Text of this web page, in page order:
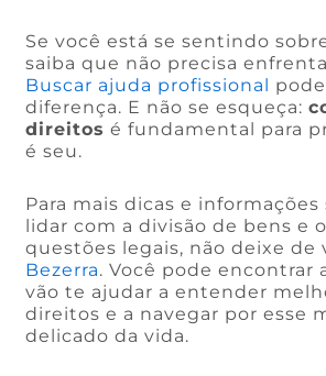
Se você está se sentindo
saiba que não precisa
Buscar ajuda profissional
diferença. E não se esqueça:
direitos é fundamental para
é seu.
Para mais dicas e
lidar com a divisão de bens e
questões legais, não deixe
Bezerra. Você pode encontrar
vão te ajudar a entender
direitos e a navegar por esse
delicado da vida.